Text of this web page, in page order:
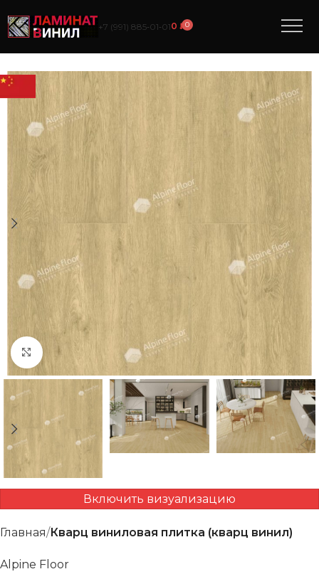
+7 (991) 885‑01‑010₽0
Нажмите, чтобы увеличить
Включить визуализацию
Главная Кварц виниловая плитка (кварц винил)
Alpine Floor